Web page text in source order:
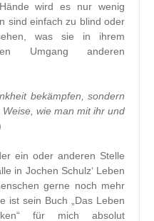
wird es nur wenig
sind einfach zu blind oder
was sie in ihrem
Umgang anderen
bekämpfen, sondern
wie man mit ihr und
ein oder anderen Stelle
in Jochen Schulz‘ Leben
gerne noch mehr
ist sein Buch „Das Leben
für mich absolut